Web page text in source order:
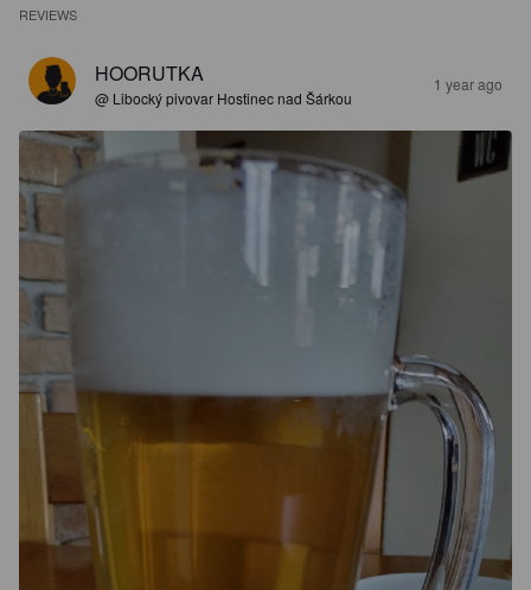
REVIEWS
HOORUTKA
@ Libocký pivovar Hostinec nad Šárkou
1 year ago